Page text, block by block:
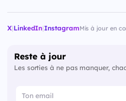
X|LinkedIn|InstagramMis à jour en
Reste à jour
Les sorties à ne pas manquer,